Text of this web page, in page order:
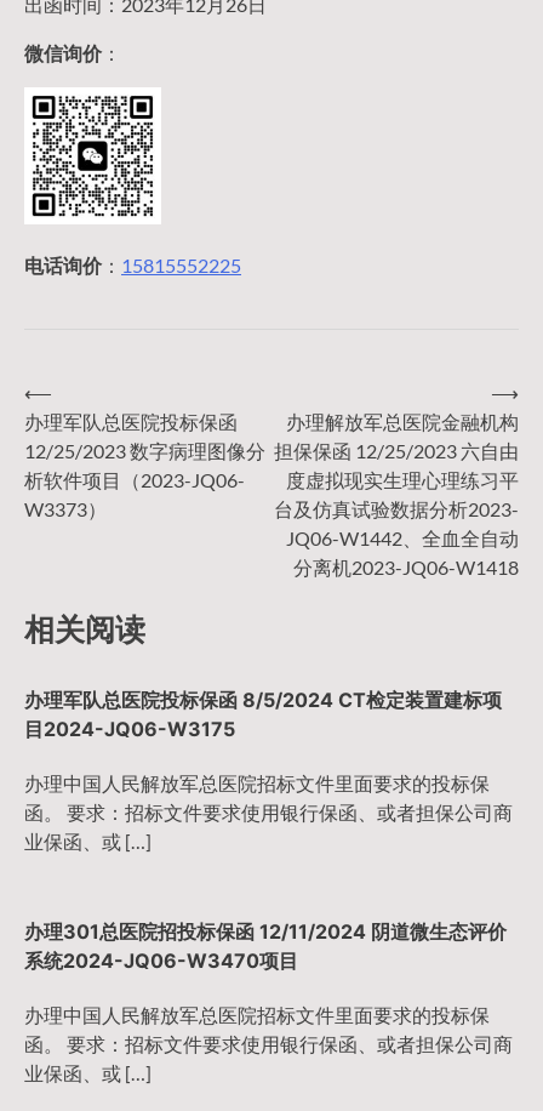
微信询价：
电话询价： 15815552225
文
章
航
⟵
办理军队总医院投标保函
12/25/2023 数字病理图像分
析软件项目（2023-JQ06-
W3373）
办理解放军总医院金融机构
担保保函 12/25/2023 六自由
度虚拟现实生理心理练习平
台及仿真试验数据分析2023-
JQ06-W1442、全血全自动
分离机2023-JQ06-W1418
⟶
相关阅读
办理军队总医院投标保函 8/5/2024 CT检定装置建标项
目2024-JQ06-W3175
办理中国人民解放军总医院招标文件里面要求的投标保
函。 要求：招标文件要求使用银行保函、或者担保公司商
业保函、或 […]
办理301总医院招投标保函 12/11/2024 阴道微生态评价
系统2024-JQ06-W3470项目
办理中国人民解放军总医院招标文件里面要求的投标保
函。 要求：招标文件要求使用银行保函、或者担保公司商
业保函、或 […]